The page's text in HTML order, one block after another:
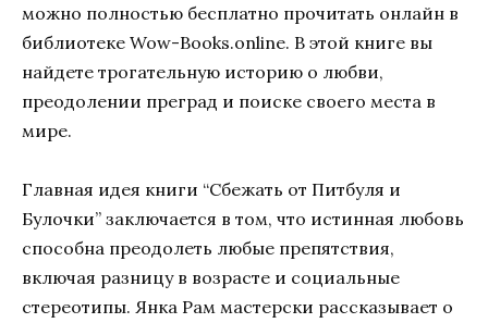
можно полностью бесплатно прочитать онлайн в
библиотеке Wow-Books.online. В этой книге вы
найдете трогательную историю о любви,
преодолении преград и поиске своего места в
мире.
Главная идея книги “Сбежать от Питбуля и
Булочки” заключается в том, что истинная любовь
способна преодолеть любые препятствия,
включая разницу в возрасте и социальные
стереотипы. Янка Рам мастерски рассказывает о